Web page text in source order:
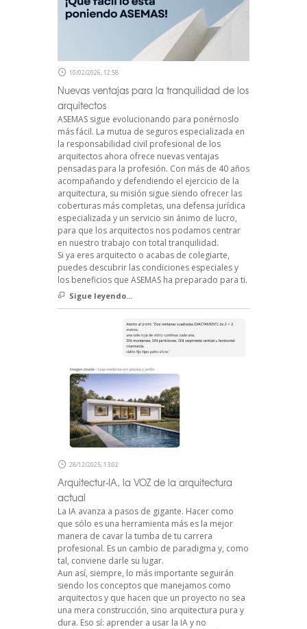
10/02/2026, 12:58
Nuevas ventajas para la tranquilidad de los
arquitectos
ASEMAS sigue evolucionando para ponérnoslo
más fácil. La mutua de seguros especializada en
la responsabilidad civil profesional de los
arquitectos ahora ofrece nuevas ventajas
pensadas para la profesión. Con más de 40 años
acompañando y defendiendo el ejercicio de la
arquitectura, su misión sigue siendo ofrecer las
coberturas más completas, una defensa jurídica
especializada y un servicio sin ánimo de lucro,
para que los arquitectos nos podamos centrar
en nuestro trabajo con total tranquilidad.
Si ya eres arquitecto o acabas de colegiarte,
puedes descubrir las condiciones especiales y
los beneficios que ASEMAS ha preparado para ti.
Sigue leyendo...
28/12/2025, 13:02
Arquitectur-IA, la VOZ de la arquitectura
actual
La IA avanza a pasos de gigante. Hacer como
que sólo es una herramienta más es la mejor
manera de cavar la tumba de tu carrera
profesional. Es un cambio de paradigma y, como
tal, conviene darle su lugar.
Aun así, siempre, lo más importante seguirán
siendo los conceptos que manejamos como
arquitectos y que hacen que un proyecto no sea
una mera construcción, sino arquitectura pura y
dura. Eso sí: aprender a usar la IA y no